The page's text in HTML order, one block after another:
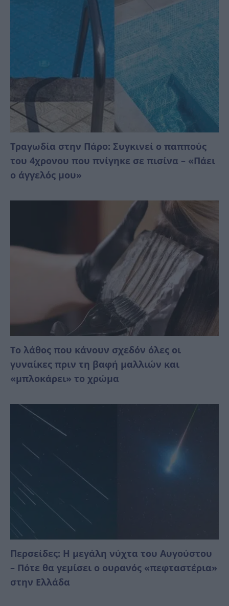
Τραγωδία στην Πάρο: Συγκινεί ο παππούς
του 4χρονου που πνίγηκε σε πισίνα – «Πάει
ο άγγελός μου»
Το λάθος που κάνουν σχεδόν όλες οι
γυναίκες πριν τη βαφή μαλλιών και
«μπλοκάρει» το χρώμα
Περσείδες: Η μεγάλη νύχτα του Αυγούστου
– Πότε θα γεμίσει ο ουρανός «πεφταστέρια»
στην Ελλάδα